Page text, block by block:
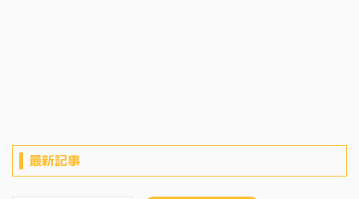
最新記事